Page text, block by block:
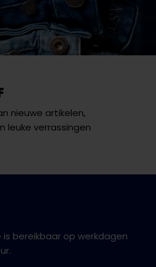
nieuwe artikelen,
leuke verrassingen
bereikbaar op werkdagen